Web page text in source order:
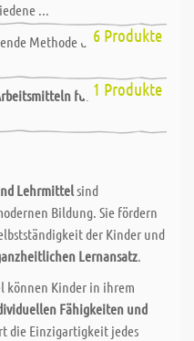
...
6 Produkte
Methode um Kindern
1 Produkte
für Lehrer: Von
Lehrmittelsind
Bildung. Sie fördern
der Kinder und
Lernansatz.
können Kinder in ihrem
Fähigkeiten und
die Einzigartigkeit jedes